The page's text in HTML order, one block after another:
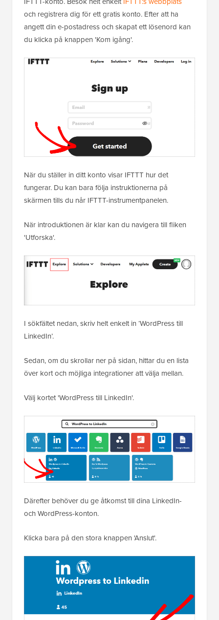
och registrera dig för ett gratis konto. Efter att ha
angett din e-postadress och skapat ett lösenord kan
du klicka på knappen 'Kom igång'.
När du ställer in ditt konto visar IFTTT hur det
fungerar. Du kan bara följa instruktionerna på
skärmen tills du når IFTTT-instrumentpanelen.
När introduktionen är klar kan du navigera till fliken
'Utforska'.
I sökfältet nedan, skriv helt enkelt in ‘WordPress till
LinkedIn’.
Sedan, om du skrollar ner på sidan, hittar du en lista
över kort och möjliga integrationer att välja mellan.
Välj kortet 'WordPress till LinkedIn'.
Därefter behöver du ge åtkomst till dina LinkedIn-
och WordPress-konton.
Klicka bara på den stora knappen 'Anslut'.